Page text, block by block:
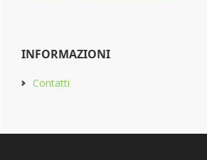
INFORMAZIONI
Contatti